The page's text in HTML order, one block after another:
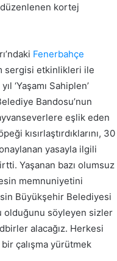
düzenlenen kortej
Fenerbahçe
sergisi etkinlikleri ile
‘Yaşamı Sahiplen’
Bandosu’nun
eşlik eden
kısırlaştırdıklarını, 30
yasayla ilgili
Yaşanan bazı olumsuz
memnuniyetini
Büyükşehir Belediyesi
olduğunu söyleyen sizler
alacağız. Herkesi
çalışma yürütmek